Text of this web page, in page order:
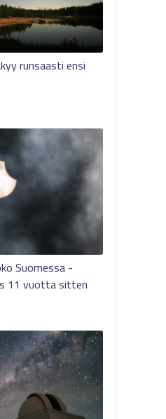
runsaasti ensi
Suomessa -
11 vuotta sitten